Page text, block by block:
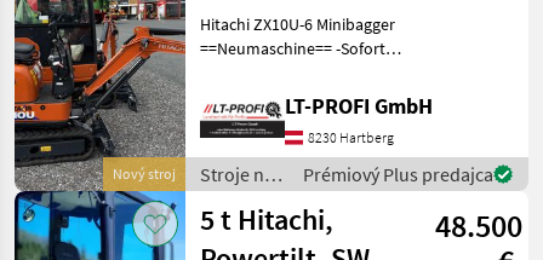
Nový stroj
Hitachi ZX10U-6 Minibagger
==Neumaschine== -Sofort
Schnellwechsler -inkl.
Löffelpaket -inkl. Hydraulik
Hammer Maschine zu
besichtigen bei
LT-PROFI GmbH
8230 Hartberg
Stroje na
stavbu /
Hitachi
Prémiový Plus predajca
5 t Hitachi,
48.500